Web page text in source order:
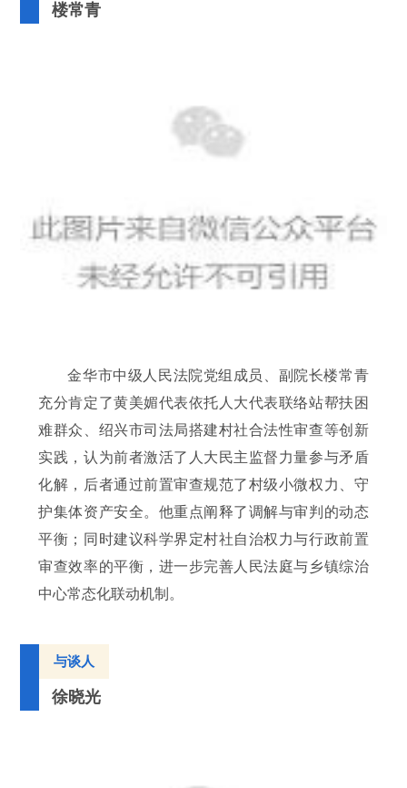
楼常青
金华市中级人民法院党组成员、副院长楼常青
充分肯定了黄美媚代表依托人大代表联络站帮扶困
难群众、绍兴市司法局搭建村社合法性审查等创新
实践，认为前者激活了人大民主监督力量参与矛盾
化解，后者通过前置审查规范了村级小微权力、守
护集体资产安全。他重点阐释了调解与审判的动态
平衡；同时建议科学界定村社自治权力与行政前置
审查效率的平衡，进一步完善人民法庭与乡镇综治
中心常态化联动机制。
与谈人
徐晓光